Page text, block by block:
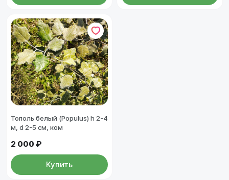
Тополь белый (Populus) h 2-4
м, d 2-5 см, ком
2 000 ₽
Купить